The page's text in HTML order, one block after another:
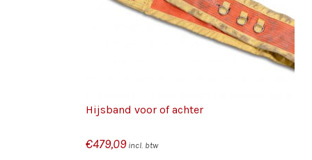
Hijsband voor of achter
€479,09 incl. btw
DETAILS